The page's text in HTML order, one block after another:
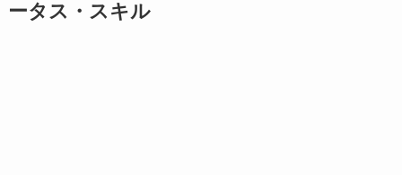
ータス・スキル